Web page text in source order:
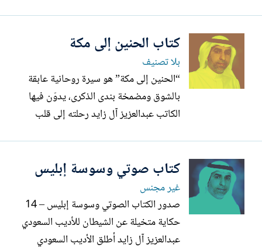
معالجتها برفق وحكمة. يأتي هذا العمل
التربوي ليؤكد أن التربية ليست مقام قسوة
وسطوة، بل ساحة رحمة...
كتاب الحنين إلى مكة
بلا تصنيف
“الحنين إلى مكة” هو سيرة روحانية عابقة
بالشوق ومضمخة بندى الذكرى، يدوّن فيها
الكاتب عبدالعزيز آل زايد رحلته إلى قلب
موسم واحد من مواسم الحج، بل هو بستان
من الذكريات واللقطات والمواقف، قطفها
الكاتب من مواسم متفرقة،...
كتاب صوتي وسوسة إبليس
غير مجنس
صدور الكتاب الصوتي وسوسة إبليس – 14
حكاية متخيلة عن الشيطان للأديب السعودي
عبدالعزيز آل زايد أطلق الأديب السعودي